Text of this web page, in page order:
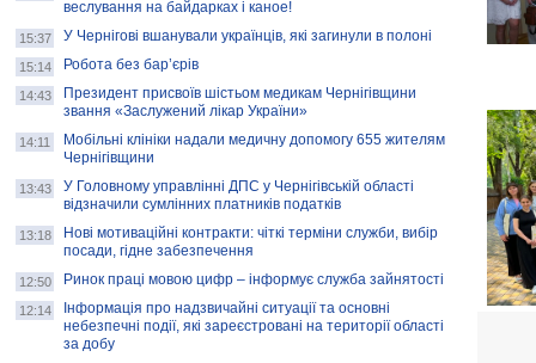
Золота тварина: видання Forbes
написало про чернігівця Патрона: хто і
скільки на ньому заробляє? І куди
витрачають?
веслування на байдарках і каное!
15:37 У Чернігові вшанували українців, які загинули в полоні
15:14 Робота без бар’єрів
14:43
Президент присвоїв шістьом медикам Чернігівщини
звання «Заслужений лікар України»
14:11
Мобільні клініки надали медичну допомогу 655 жителям
Чернігівщини
13:43
У Головному управлінні ДПС у Чернігівській області
відзначили сумлінних платників податків
13:18
Нові мотиваційні контракти: чіткі терміни служби, вибір
посади, гідне забезпечення
12:50 Ринок праці мовою цифр – інформує служба зайнятості
12:14
Інформація про надзвичайні ситуації та основні
небезпечні події, які зареєстровані на території області
за добу